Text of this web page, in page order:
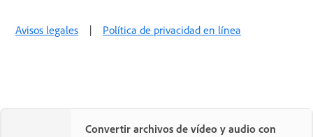
Avisos legales | Política de privacidad en línea
Convertir archivos de vídeo y audio con